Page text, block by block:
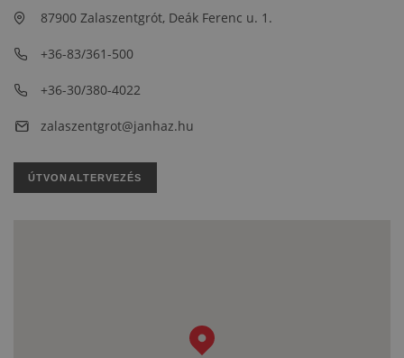
87900 Zalaszentgrót, Deák Ferenc u. 1.
+36-83/361-500
+36-30/380-4022
zalaszentgrot@janhaz.hu
ÚTVONALTERVEZÉS